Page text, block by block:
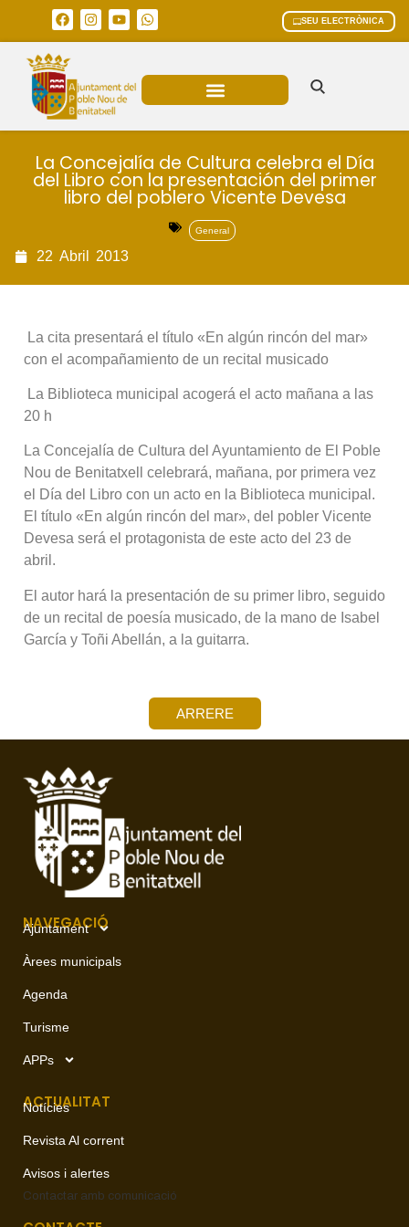
SEU ELECTRÒNICA
La Concejalía de Cultura celebra el Día
del Libro con la presentación del primer
libro del poblero Vicente Devesa
General
22 Abril 2013
 La cita presentará el título «En algún rincón del mar»
con el acompañamiento de un recital musicado
 La Biblioteca municipal acogerá el acto mañana a las
20 h
La Concejalía de Cultura del Ayuntamiento de El Poble
Nou de Benitatxell celebrará, mañana, por primera vez
el Día del Libro con un acto en la Biblioteca municipal.
El título «En algún rincón del mar», del pobler Vicente
Devesa será el protagonista de este acto del 23 de
abril.
El autor hará la presentación de su primer libro, seguido
de un recital de poesía musicado, de la mano de Isabel
García y Toñi Abellán, a la guitarra.
ARRERE
NAVEGACIÓ
Ajuntament
Àrees municipals
Agenda
Turisme
APPs
ACTUALITAT
Notícies
Revista Al corrent
Avisos i alertes
Contactar amb comunicació